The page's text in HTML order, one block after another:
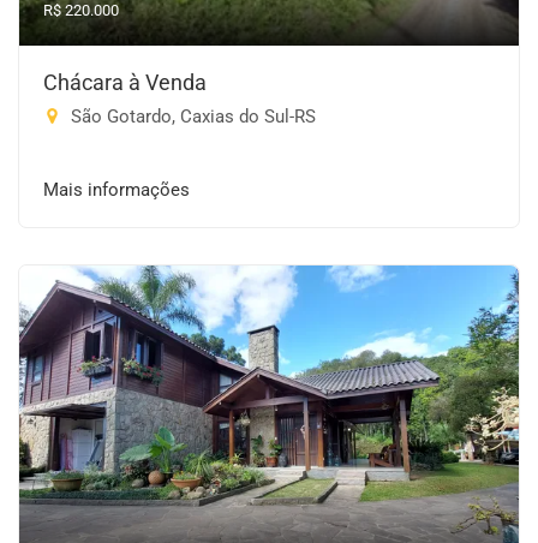
R$ 220.000
Chácara à Venda
São Gotardo, Caxias do Sul-RS
Mais informações